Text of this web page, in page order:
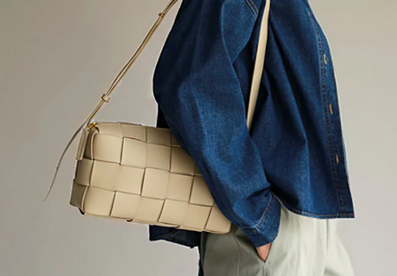
#당일발송 #BEST OF BEST